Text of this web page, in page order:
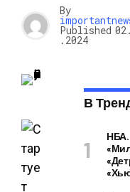
By
Published
.2024
В